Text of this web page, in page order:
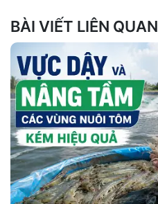
BÀI VIẾT LIÊN QUAN